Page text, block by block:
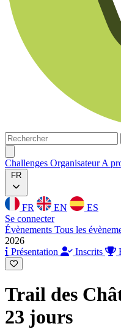
Rechercher
Challenges OrganisateurA
FR
FR EN
ES
Se connecter
Évènements Tous les
2026
Présentation
Inscrits
Trail des
23 jours